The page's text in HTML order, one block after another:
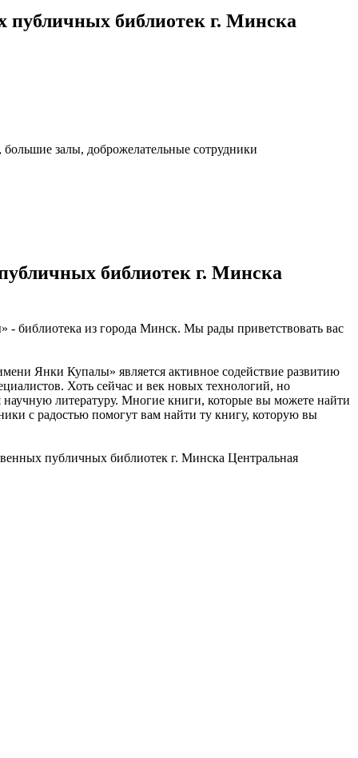
публичных библиотек г. Минска
залы, доброжелательные сотрудники
библиотек г. Минска
библиотека из города Минск. Мы рады приветствовать вас
Янки Купалы» является активное содействие развитию
Хоть сейчас и век новых технологий, но
литературу. Многие книги, которые вы можете найти
с радостью помогут вам найти ту книгу, которую вы
публичных библиотек г. Минска Центральная